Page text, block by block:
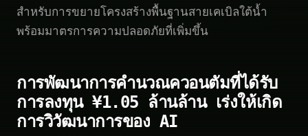
สำหรับการขยายโครงสร้างพื้นฐานสายเคเบิลใต้น้ำ
พร้อมมาตรการความปลอดภัยที่เพิ่มขึ้น
การพัฒนาการคำนวณควอนตัมที่ได้รับ
การลงทุน ¥1.05 ล้านล้าน เร่งให้เกิด
การวิวัฒนาการของ AI